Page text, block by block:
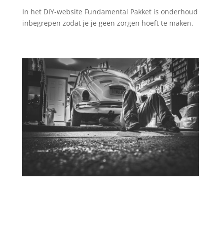
In het DIY-website Fundamental Pakket is onderhoud
inbegrepen zodat je je geen zorgen hoeft te maken.